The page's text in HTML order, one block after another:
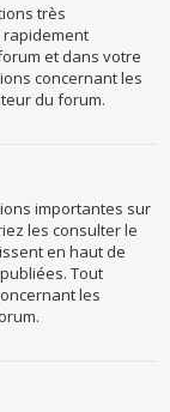
très
rapidement
et dans votre
concernant les
du forum.
importantes sur
les consulter le
en haut de
Tout
les